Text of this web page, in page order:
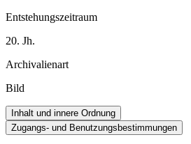
Entstehungszeitraum
20. Jh.
Archivalienart
Bild
Inhalt und innere Ordnung
Zugangs- und Benutzungsbestimmungen